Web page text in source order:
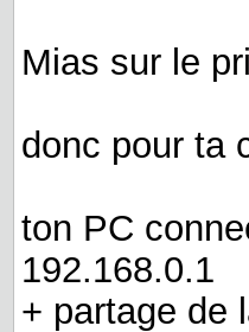
Mias sur le
donc pour ta
ton PC
192.168.0.1
+ partage de